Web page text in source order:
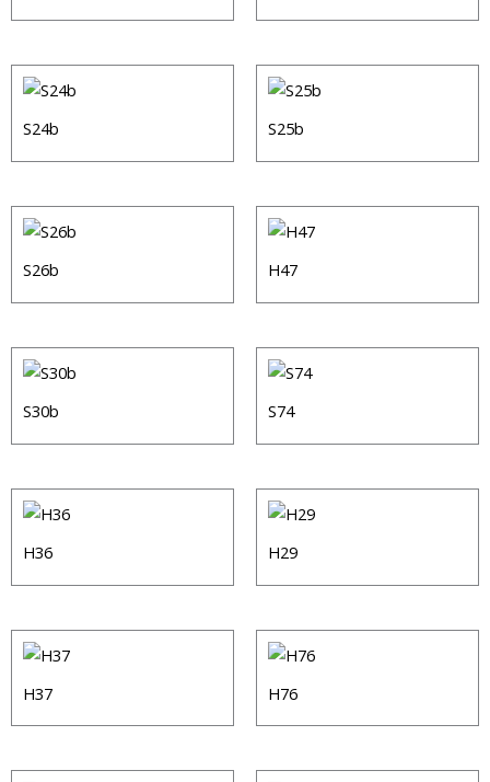
S24b S25b
S26b H47
S30b S74
H36 H29
H37 H76